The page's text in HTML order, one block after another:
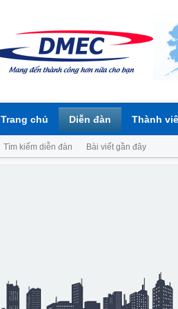
Trang chủ Diễn đàn
Tìm kiếm diễn đàn Bài viết gần đây
Thành